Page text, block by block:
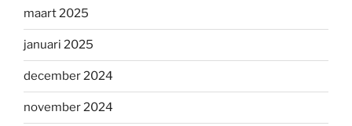
maart 2025
januari 2025
december 2024
november 2024